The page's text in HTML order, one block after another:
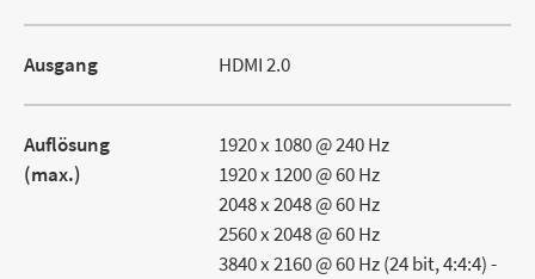
Ausgang HDMI 2.0
Auflösung
(max.)
1920 x 1080 @ 240 Hz
1920 x 1200 @ 60 Hz
2048 x 2048 @ 60 Hz
2560 x 2048 @ 60 Hz
3840 x 2160 @ 60 Hz (24 bit, 4:4:4) -